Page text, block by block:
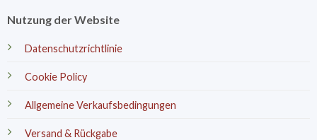
Nutzung der Website
Datenschutzrichtlinie
Cookie Policy
Allgemeine Verkaufsbedingungen
Versand & Rückgabe